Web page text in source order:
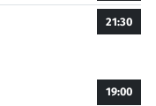
21:30
19:00